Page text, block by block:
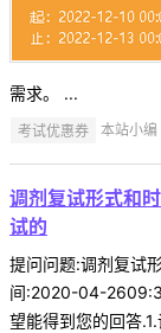
需求。 ...
考试优惠券 本站小
调剂复试形式和
试的
提问问题:调剂复试
间:2020-04-
望能得到您的回答